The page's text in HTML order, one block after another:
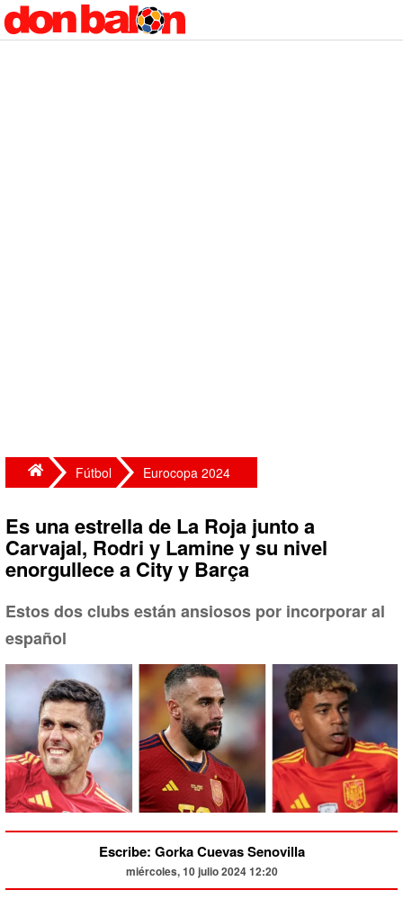
Fútbol Eurocopa 2024
Es una estrella de La Roja junto a
Carvajal, Rodri y Lamine y su nivel
enorgullece a City y Barça
Estos dos clubs están ansiosos por incorporar al
español
Escribe: Gorka Cuevas Senovilla
miércoles, 10 julio 2024 12:20